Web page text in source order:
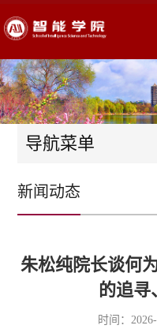
导航菜单
新闻动态
朱松纯院长谈何
的追寻
时间：